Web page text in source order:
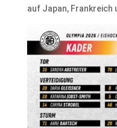
auf Japan, Frankreich